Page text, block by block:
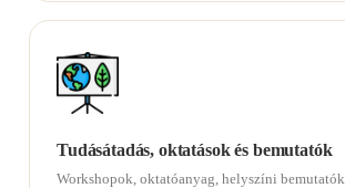
Tudásátadás, oktatások és bemutatók
Workshopok, oktatóanyag, helyszíni bemutatók